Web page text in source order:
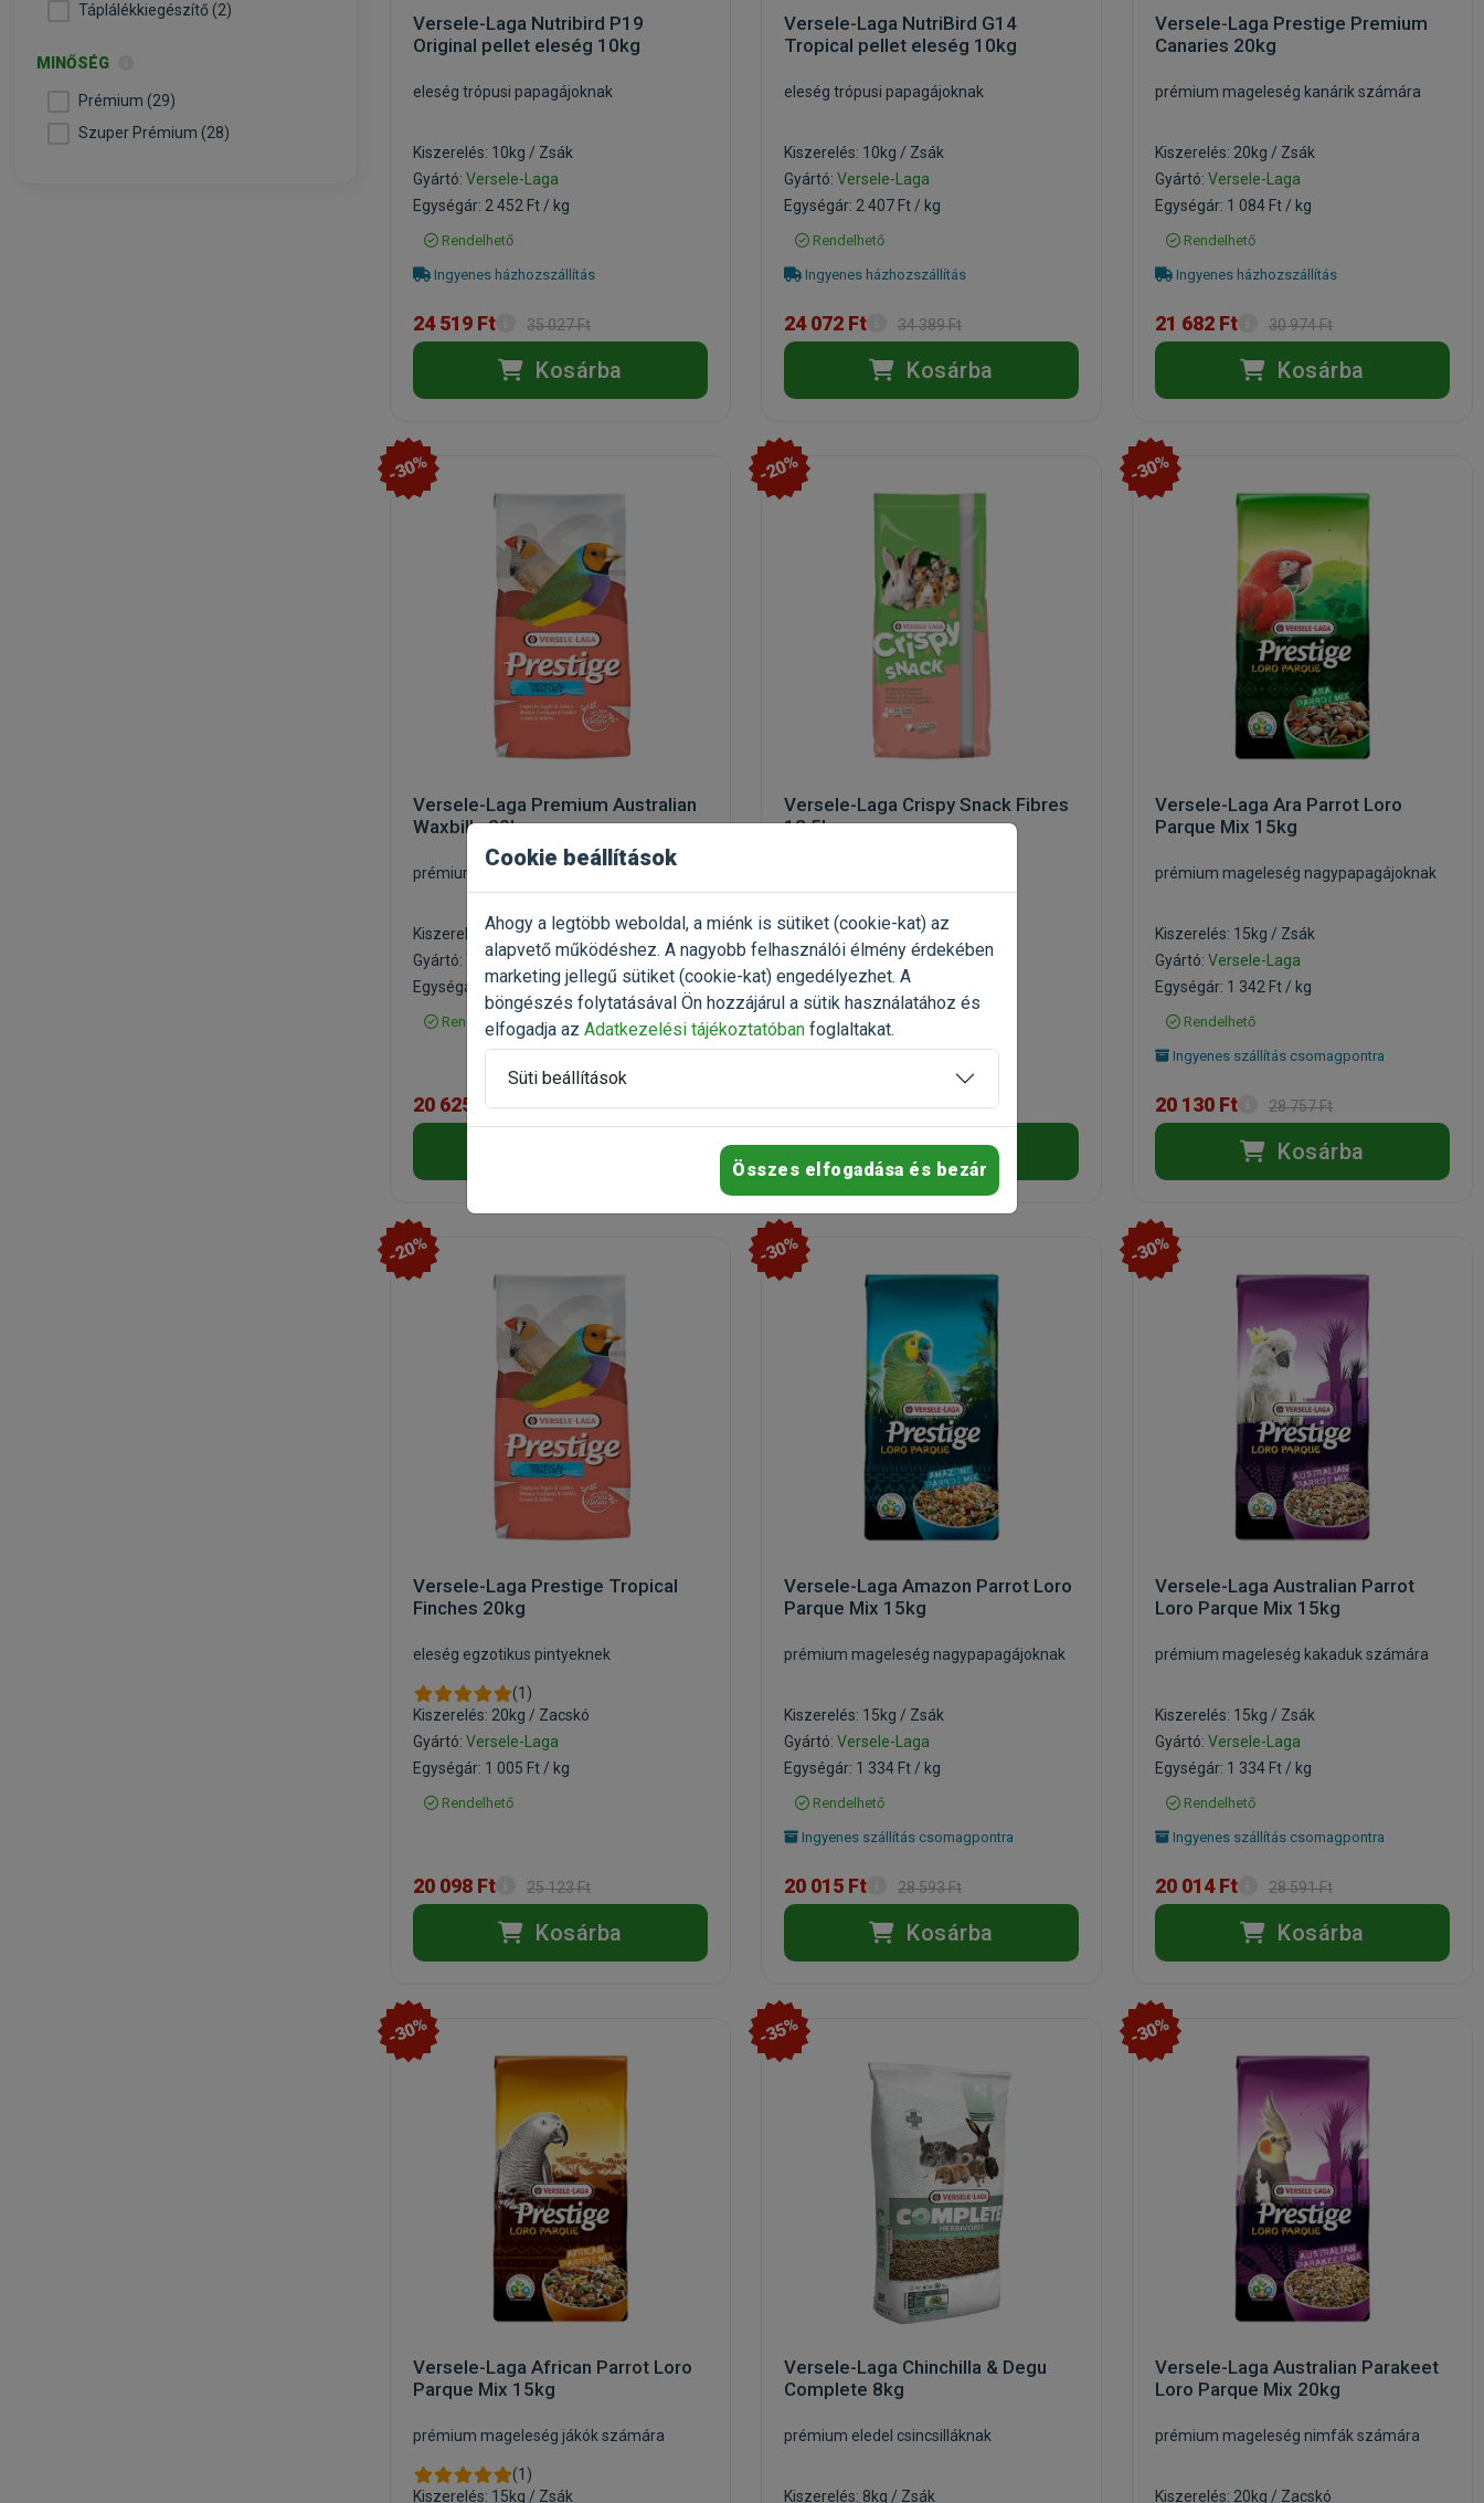
Versele-Laga Nutribird P19
Original pellet eleség 10kg
eleség trópusi papagájoknak
Kiszerelés: 10kg / Zsák
Gyártó: Versele-Laga
Egységár: 2 452 Ft / kg
Rendelhető
Ingyenes házhozszállítás
24 519 Ft 35 027 Ft
Kosárba
Versele-Laga NutriBird G14
Tropical pellet eleség 10kg
eleség trópusi papagájoknak
Kiszerelés: 10kg / Zsák
Gyártó: Versele-Laga
Egységár: 2 407 Ft / kg
Rendelhető
Ingyenes házhozszállítás
24 072 Ft 34 389 Ft
Kosárba
Versele-Laga Prestige Premium
Canaries 20kg
prémium mageleség kanárik számára
Kiszerelés: 20kg / Zsák
Gyártó: Versele-Laga
Egységár: 1 084 Ft / kg
Rendelhető
Ingyenes házhozszállítás
21 682 Ft 30 974 Ft
Kosárba
-30%
Versele-Laga Premium Australian
Waxbills 20kg
prémium eleség egzotikus pintyeknek
Kiszerelés: 20kg / Zacskó
Gyártó: Versele-Laga
Egységár: 1 031 Ft / kg
Rendelhető
20 625 Ft 29 464 Ft
-20%
Versele-Laga Crispy Snack Fibres
12,5kg
Kiszerelés: 12.5kg / Zsák
Gyártó:Versele-Laga
Egységár: 1 631 Ft / kg
Rendelhető
Ingyenes szállítás csomagpontra
20 392 Ft 25 490 Ft
Kosárba
-30%
Versele-Laga Ara Parrot Loro
Parque Mix 15kg
prémium mageleség nagypapagájoknak
Kiszerelés: 15kg / Zsák
Gyártó: Versele-Laga
Egységár: 1 342 Ft / kg
Rendelhető
Ingyenes szállítás csomagpontra
20 130 Ft 28 757 Ft
Kosárba
-20%
Versele-Laga Prestige Tropical
Finches 20kg
eleség egzotikus pintyeknek
(1)
Kiszerelés: 20kg / Zacskó
Gyártó: Versele-Laga
Egységár: 1 005 Ft / kg
Rendelhető
20 098 Ft 25 123 Ft
Kosárba
-30%
Versele-Laga Amazon Parrot Loro
Parque Mix 15kg
prémium mageleség nagypapagájoknak
Kiszerelés: 15kg / Zsák
Gyártó: Versele-Laga
Egységár: 1 334 Ft / kg
Rendelhető
Ingyenes szállítás csomagpontra
20 015 Ft 28 593 Ft
Kosárba
-30%
Versele-Laga Australian Parrot
Loro Parque Mix 15kg
prémium mageleség kakaduk számára
Kiszerelés: 15kg / Zsák
Gyártó: Versele-Laga
Egységár: 1 334 Ft / kg
Rendelhető
Ingyenes szállítás csomagpontra
20 014 Ft 28 591 Ft
Kosárba
-30%
Versele-Laga African Parrot Loro
Parque Mix 15kg
prémium mageleség jákók számára
(1)
Kiszerelés: 15kg / Zsák
-35%
Versele-Laga Chinchilla & Degu
Complete 8kg
prémium eledel csincsilláknak
Kiszerelés: 8kg / Zsák
-30%
Versele-Laga Australian Parakeet
Loro Parque Mix 20kg
prémium mageleség nimfák számára
Kiszerelés: 20kg / Zacskó
Táplálékkiegészítő (2)
MINŐSÉG
Prémium (29)
Szuper Prémium (28)
Cookie beállítások
Ahogy a legtöbb weboldal, a miénk is sütiket (cookie-kat) az
alapvető működéshez. A nagyobb felhasználói élmény érdekében
marketing jellegű sütiket (cookie-kat) engedélyezhet. A
böngészés folytatásával Ön hozzájárul a sütik használatához és
elfogadja az Adatkezelési tájékoztatóban foglaltakat.
Süti beállítások
Összes elfogadása és bezár